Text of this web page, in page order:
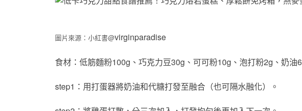
圖片來源：小紅書@virginparadise
食材：低筋麵粉100g、巧克力豆30g、可可粉10g、泡打粉2g、奶油
step1：用打蛋器將奶油和代糖打發至融合（也可隔水融化）。